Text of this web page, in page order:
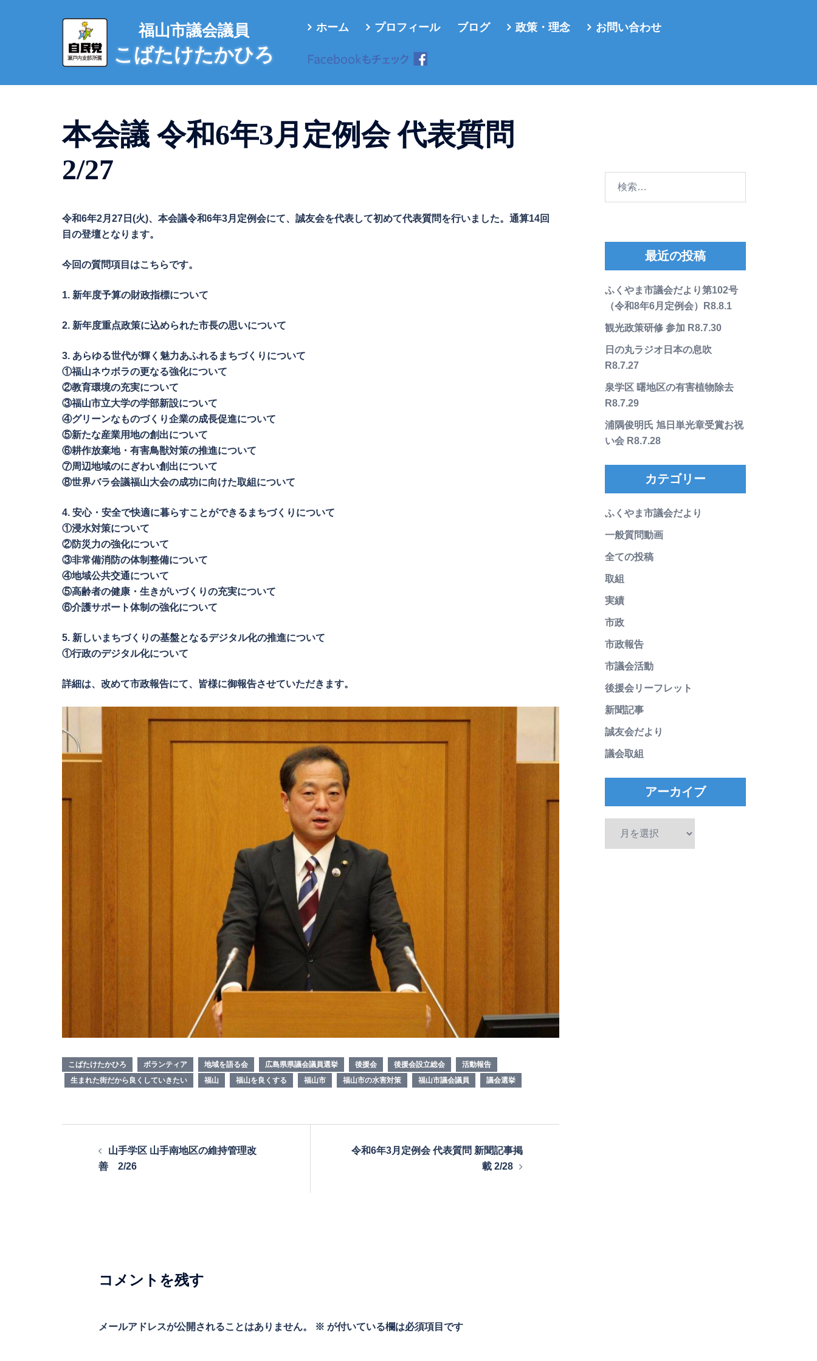
へ
福山市議会議員
こばたけたかひろ
ホーム プロフィール ブログ 政策・理念 お問い合わせ
本会議 令和6年3月定例会 代表質問
2/27
令和6年2月27日(火)、本会議令和6年3月定例会にて、誠友会を代表して初めて代表質問を行いました。通算14回
目の登壇となります。
今回の質問項目はこちらです。
1. 新年度予算の財政指標について
2. 新年度重点政策に込められた市長の思いについて
3. あらゆる世代が輝く魅力あふれるまちづくりについて
①福山ネウボラの更なる強化について
②教育環境の充実について
③福山市立大学の学部新設について
④グリーンなものづくり企業の成長促進について
⑤新たな産業用地の創出について
⑥耕作放棄地・有害鳥獣対策の推進について
⑦周辺地域のにぎわい創出について
⑧世界バラ会議福山大会の成功に向けた取組について
4. 安心・安全で快適に暮らすことができるまちづくりについて
①浸水対策について
②防災力の強化について
③非常備消防の体制整備について
④地域公共交通について
⑤高齢者の健康・生きがいづくりの充実について
⑥介護サポート体制の強化について
5. 新しいまちづくりの基盤となるデジタル化の推進について
①行政のデジタル化について
詳細は、改めて市政報告にて、皆様に御報告させていただきます。
こばたけたかひろ ボランティア 地域を語る会 広島県県議会議員選挙 後援会 後援会設立総会
活動報告
生まれた街だから良くしていきたい
福山 福山を良くする 福山市 福山市の水害対策 福山市議会議員 議会選挙
山手学区 山手南地区の維持管理改
善 2/26
令和6年3月定例会 代表質問 新聞記事掲
載 2/28
コメントを残す
メールアドレスが公開されることはありません。 ※ が付いている欄は必須項目です
最近の投稿
ふくやま市議会だより第102号
（令和8年6月定例会）R8.8.1
観光政策研修 参加 R8.7.30
日の丸ラジオ日本の息吹
R8.7.27
泉学区 曙地区の有害植物除去
R8.7.29
浦隅俊明氏 旭日単光章受賞お祝
い会 R8.7.28
カテゴリー
ふくやま市議会だより
一般質問動画
全ての投稿
取組
実績
市政
市政報告
市議会活動
後援会リーフレット
新聞記事
誠友会だより
議会取組
アーカイブ